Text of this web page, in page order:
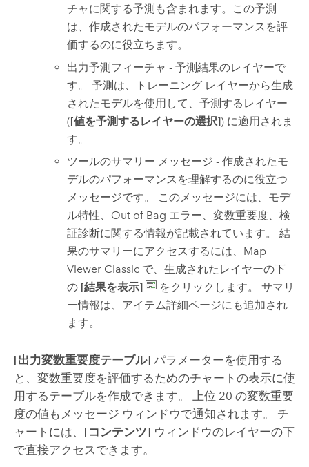
チャに関する予測も含まれます。この予測
は、作成されたモデルのパフォーマンスを評
価するのに役立ちます。
出力予測フィーチャ - 予測結果のレイヤーで
す。 予測は、トレーニング レイヤーから生成
されたモデルを使用して、予測するレイヤー
([値を予測するレイヤーの選択]) に適用されま
す。
ツールのサマリー メッセージ - 作成されたモ
デルのパフォーマンスを理解するのに役立つ
メッセージです。 このメッセージには、モデ
ル特性、Out of Bag エラー、変数重要度、検
証診断に関する情報が記載されています。 結
果のサマリーにアクセスするには、 Map
Viewer Classic で、生成されたレイヤーの下
の [結果を表示]
をクリックします。 サマリ
ー情報は、アイテム詳細ページにも追加され
ます。
[出力変数重要度テーブル] パラメーターを使用する
と、変数重要度を評価するためのチャートの表示に使
用するテーブルを作成できます。 上位 20 の変数重要
度の値もメッセージ ウィンドウで通知されます。 チ
ャートには、 [コンテンツ] ウィンドウのレイヤーの下
で直接アクセスできます。